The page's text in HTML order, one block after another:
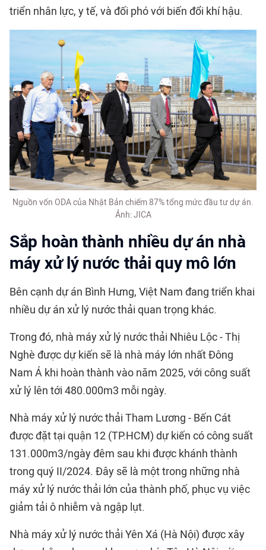
triển nhân lực, y tế, và đối phó với biến đổi khí hậu.
Nguồn vốn ODA của Nhật Bản chiếm 87% tổng mức đầu tư dự án.
Ảnh: JICA
Sắp hoàn thành nhiều dự án nhà
máy xử lý nước thải quy mô lớn
Bên cạnh dự án Bình Hưng, Việt Nam đang triển khai
nhiều dự án xử lý nước thải quan trọng khác.
Trong đó, nhà máy xử lý nước thải Nhiêu Lộc - Thị
Nghè được dự kiến sẽ là nhà máy lớn nhất Đông
Nam Á khi hoàn thành vào năm 2025, với công suất
xử lý lên tới 480.000m3 mỗi ngày.
Nhà máy xử lý nước thải Tham Lương - Bến Cát
được đặt tại quận 12 (TP.HCM) dự kiến có công suất
131.000m3/ngày đêm sau khi được khánh thành
trong quý II/2024. Đây sẽ là một trong những nhà
máy xử lý nước thải lớn của thành phố, phục vụ việc
giảm tải ô nhiễm và ngập lụt.
Nhà máy xử lý nước thải Yên Xá (Hà Nội) được xây